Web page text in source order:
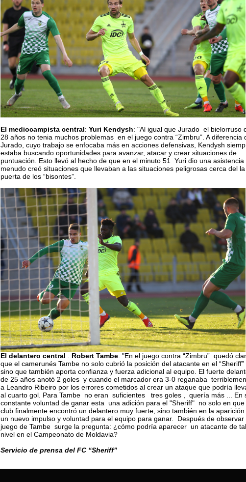
El mediocampista central: Yuri Kendysh: "Al igual que Jurado el bielorruso
28 años no tenia muchos problemas en el juego contra “Zimbru”. A diferencia
Jurado, cuyo trabajo se enfocaba más en acciones defensivas, Kendysh
estaba buscando oportunidades para avanzar, atacar y crear situaciones de
puntuación. Esto llevó al hecho de que en el minuto 51 Yuri dio una asistencia
menudo creó situaciones que llevaban a las situaciones peligrosas cerca del la
puerta de los “bisontes”.
El delantero central : Robert Tambe: "En el juego contra “Zimbru” quedó
que el camerunés Tambe no solo cubrió la posición del atacante en el “Sheriff” ,
sino que también aporta confianza y fuerza adicional al equipo. El fuerte
de 25 años anotó 2 goles y cuando el marcador era 3-0 reganaba
a Leandro Ribeiro por los errores cometidos al crear un ataque que podría
al cuarto gol. Para Tambe no eran suficientes tres goles , quería más ... En
constante voluntad de ganar esta una adición para el "Sheriff" no solo en que
club finalmente encontró un delantero muy fuerte, sino también en la aparición
un nuevo impulso y voluntad para el equipo para ganar. Después de observar
juego de Tambe surge la pregunta: ¿cómo podría aparecer un atacante de tal
nivel en el Campeonato de Moldavia?
Servicio de prensa del FC “Sheriff”